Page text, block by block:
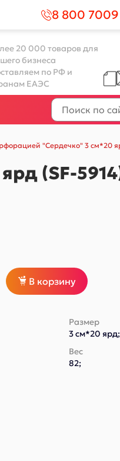
8 800 7009
20 000 товаров для
бизнеса
по РФ и
ЕАЭС
"Сердечко" 3 см*20
(SF-
В корзину
Размер
3 см*20 ярд;
Вес
82;